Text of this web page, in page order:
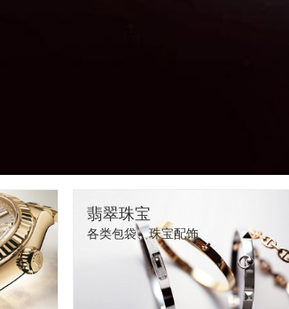
翡翠珠宝
各类包袋、珠宝配饰